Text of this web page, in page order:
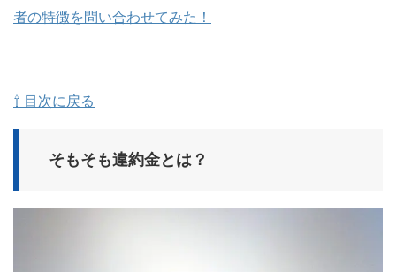
者の特徴を問い合わせてみた！
⇧ 目次に戻る
そもそも違約金とは？